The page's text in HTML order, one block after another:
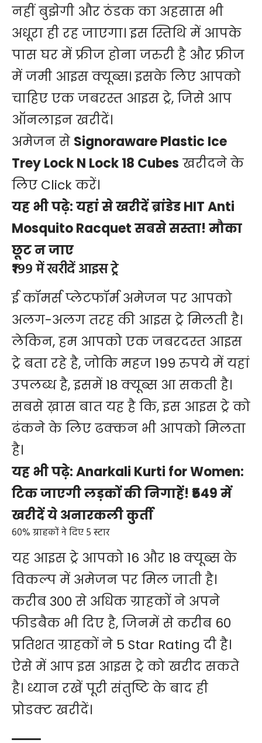
नहीं बुझेगी और ठंडक का अहसास भी
अधूरा ही रह जाएगा। इस स्तिथि में आपके
पास घर में फ्रीज होना जरुरी है और फ्रीज
में जमी आइस क्यूब्स। इसके लिए आपको
चाहिए एक जबरस्त आइस ट्रे, जिसे आप
ऑनलाइन खरीदें।
अमेजन से Signoraware Plastic Ice
Trey Lock N Lock 18 Cubes खरीदने के
लिए Click करें।
यह भी पढ़े:यहां से खरीदें ब्रांडेड HIT Anti
Mosquito Racquet सबसे सस्ता! मौका
छूट न जाए
₹199 में खरीदें आइस ट्रे
ई कॉमर्स प्लेटफॉर्म अमेजन पर आपको
अलग-अलग तरह की आइस ट्रे मिलती है।
लेकिन, हम आपको एक जबरदस्त आइस
ट्रे बता रहे है, जोकि महज 199 रुपये में यहां
उपलब्ध है, इसमें 18 क्यूब्स आ सकती है।
सबसे ख़ास बात यह है कि, इस आइस ट्रे को
ढंकने के लिए ढक्कन भी आपको मिलता
है।
यह भी पढ़े:Anarkali Kurti for Women:
टिक जाएगी लड़कों की निगाहें! ₹549 में
खरीदें ये अनारकली कुर्ती
60% ग्राहकों ने दिए 5 स्टार
यह आइस ट्रे आपको 16 और 18 क्यूब्स के
विकल्प में अमेजन पर मिल जाती है।
करीब 300 से अधिक ग्राहकों ने अपने
फीडबैक भी दिए है, जिनमें से करीब 60
प्रतिशत ग्राहकों ने 5 Star Rating दी है।
ऐसे में आप इस आइस ट्रे को खरीद सकते
है। ध्यान रखें पूरी संतुष्टि के बाद ही
प्रोडक्ट खरीदें।